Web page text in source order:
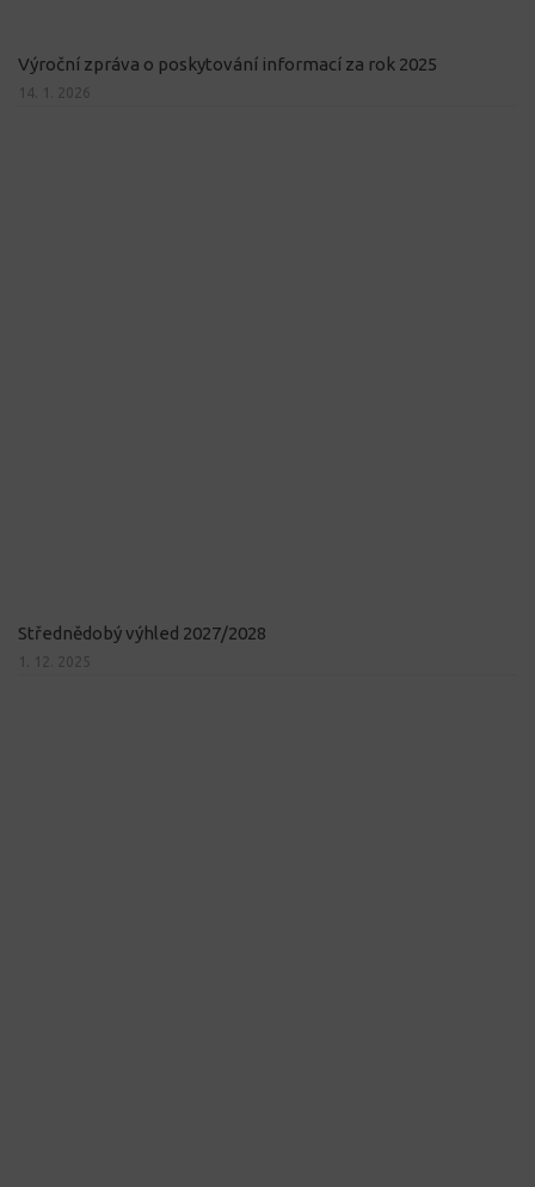
Výroční zpráva o poskytování informací za rok 2025
14. 1. 2026
Střednědobý výhled 2027/2028
1. 12. 2025